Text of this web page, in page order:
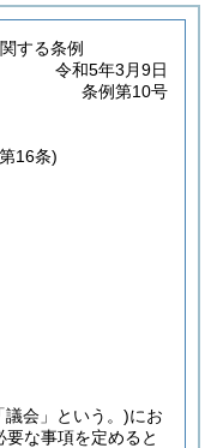
する条例
令和5年3月9日
条例第10号
16条)
議会」という。)にお
な事項を定めると